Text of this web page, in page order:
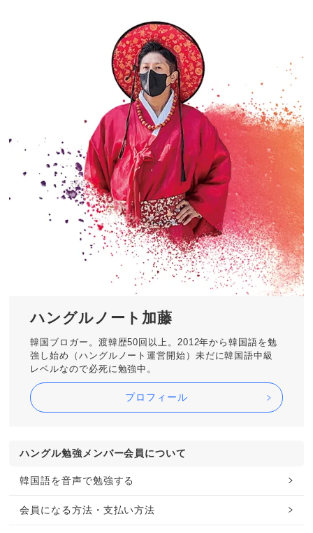
ハングルノート加藤
韓国ブロガー。渡韓歴50回以上。2012年から韓国語を勉
強し始め（ハングルノート運営開始）未だに韓国語中級
レベルなので必死に勉強中。
プロフィール
ハングル勉強メンバー会員について
韓国語を音声で勉強する
会員になる方法・支払い方法